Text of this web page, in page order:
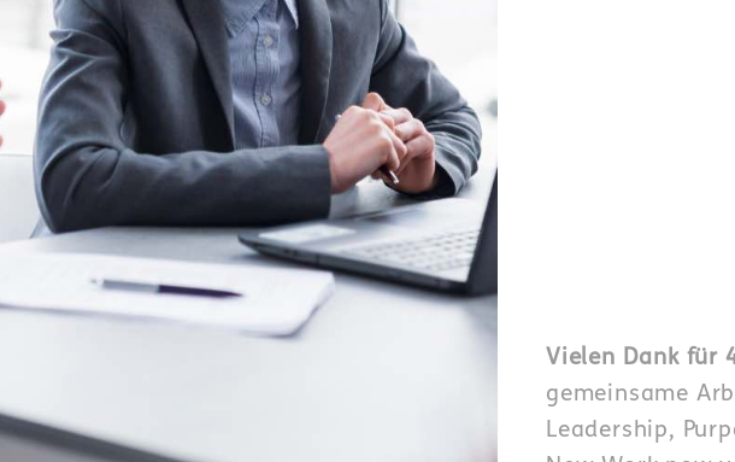
Vielen Dank für
gemeinsame
Leadership,